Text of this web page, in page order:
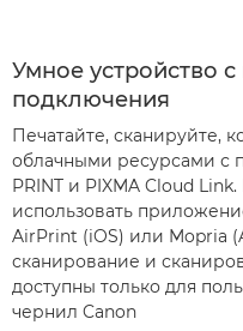
Умное устройство
подключения
Печатайте, сканируйте,
облачными ресурсами с
PRINT и PIXMA Cloud
использовать
AirPrint (iOS) или Mopria
сканирование и
доступны только для
чернил Canon